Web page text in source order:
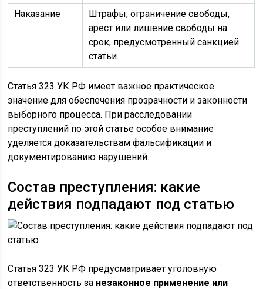
Наказание
Штрафы, ограничение свободы,
арест или лишение свободы на
срок, предусмотренный санкцией
статьи.
Статья 323 УК РФ имеет важное практическое
значение для обеспечения прозрачности и законности
выборного процесса. При расследовании
преступлений по этой статье особое внимание
уделяется доказательствам фальсификации и
документированию нарушений.
Состав преступления: какие
действия подпадают под статью
Статья 323 УК РФ предусматривает уголовную
ответственность за незаконное применение или